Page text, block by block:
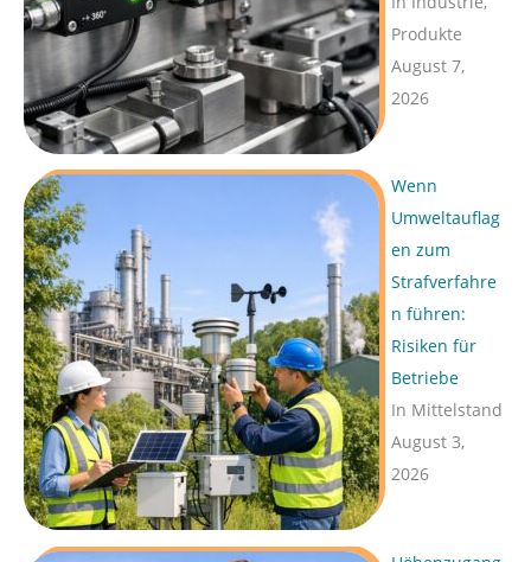
h
:
Produkte
August 7,
2026
Wenn
Umweltauflag
en zum
Strafverfahre
n führen:
Risiken für
Betriebe
In Mittelstand
August 3,
2026